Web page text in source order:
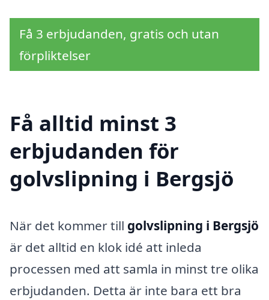
Få 3 erbjudanden, gratis och utan
förpliktelser
Få alltid minst 3
erbjudanden för
golvslipning i Bergsjö
När det kommer till golvslipning i Bergsjö
är det alltid en klok idé att inleda
processen med att samla in minst tre olika
erbjudanden. Detta är inte bara ett bra